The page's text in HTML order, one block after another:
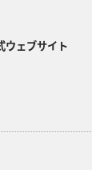
ウェブサイト